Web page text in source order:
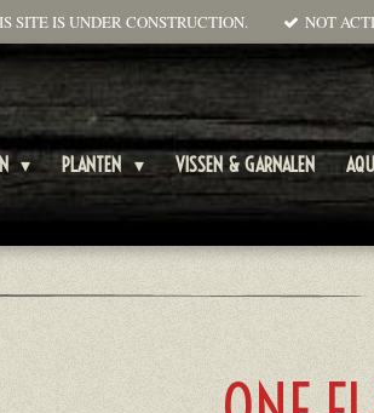
SITE IS UNDER CONSTRUCTION. NOT
PLANTEN VISSEN & GARNALEN